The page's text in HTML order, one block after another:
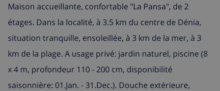
Maison accueillante, confortable "La Pansa", de 2
étages. Dans la localité, à 3.5 km du centre de Dénia,
situation tranquille, ensoleillée, à 3 km de la mer, à 3
km de la plage. A usage privé: jardin naturel, piscine (8
x 4 m, profondeur 110 - 200 cm, disponibilité
saisonnière: 01.Jan. - 31.Dec.). Douche extérieure,